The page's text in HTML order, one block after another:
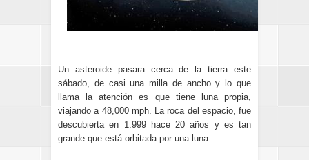
Un asteroide pasara cerca de la tierra este
sábado, de casi una milla de ancho y lo que
llama la atención es que tiene luna propia,
viajando a 48,000 mph. La roca del espacio, fue
descubierta en 1.999 hace 20 años y es tan
grande que está orbitada por una luna.